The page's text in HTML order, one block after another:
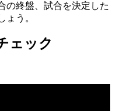
の終盤、試合を決定した
ょう。
ェック